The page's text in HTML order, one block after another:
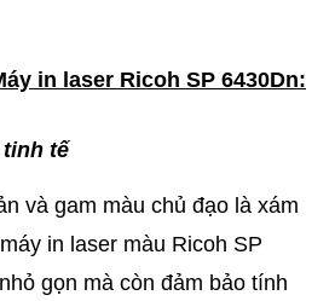
in laser Ricoh SP 6430Dn:
tinh tế
và gam màu chủ đạo là xám
in laser màu Ricoh SP
gọn mà còn đảm bảo tính